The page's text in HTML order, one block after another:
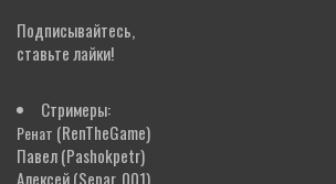
Подписывайтесь,
ставьте лайки!
Стримеры:
Ренат (RenTheGame)
Павел(Pashokpetr)
Алексей(Separ_001)